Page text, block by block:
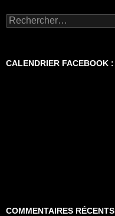
Rechercher :
CALENDRIER FACEBOOK :
COMMENTAIRES RÉCENTS